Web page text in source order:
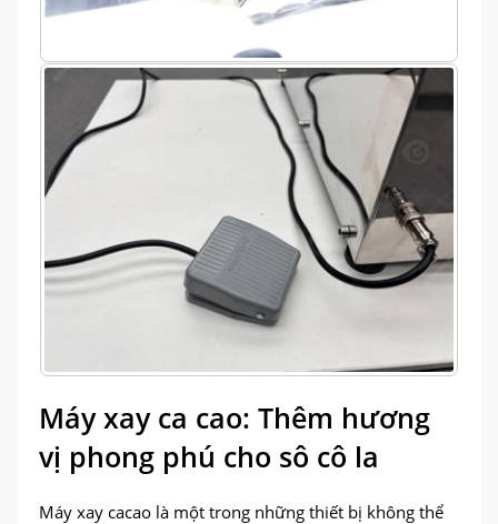
Máy xay ca cao: Thêm hương
vị phong phú cho sô cô la
Máy xay cacao là một trong những thiết bị không thể